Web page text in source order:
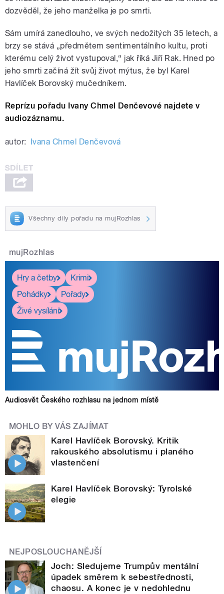
dozvěděl, že jeho manželka je po smrti.
Sám umírá zanedlouho, ve svých nedožitých 35 letech, a
brzy se stává „předmětem sentimentálního kultu, proti
kterému celý život vystupoval,“ jak říká Jiří Rak. Hned po
jeho smrti začíná žít svůj život mýtus, že byl Karel
Havlíček Borovský mučedníkem.
Reprízu pořadu Ivany Chmel Denčevové najdete v
audiozáznamu.
autor: Ivana Chmel Denčevová
Všechny díly pořadu na mujRozhlas
mujRozhlas
Hry a četby
Krimi
Pohádky
Pořady
Živé vysílání
Audiosvět Českého rozhlasu na jednom místě
MOHLO BY VÁS ZAJÍMAT
Karel Havlíček Borovský. Kritik
rakouského absolutismu i planého
vlastenčení
Karel Havlíček Borovský: Tyrolské
elegie
NEJPOSLOUCHANĚJŠÍ
Joch: Sledujeme Trumpův mentální
úpadek směrem k sebestřednosti,
chaosu. A konec je v nedohlednu